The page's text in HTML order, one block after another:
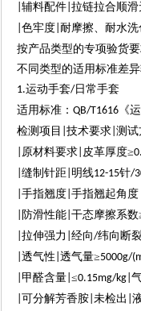
辅料配件 拉链拉合顺
色牢度 耐摩擦、耐水
按产品类型的专项验货
不同类型的适用标准差
1.运动手套/日常手套
适用标准： QB/T1616 《
检测项目 技术要求 测试
原材料要求 皮革厚度≥
缝制针距 明线12-15针/
手指翘度 手指翘起角度
防滑性能 干态摩擦系数
拉伸强力 经向/纬向断
透气性 透气量≥5000g/
甲醛含量 ≤0.15mg/kg|
可分解芳香胺 未检出